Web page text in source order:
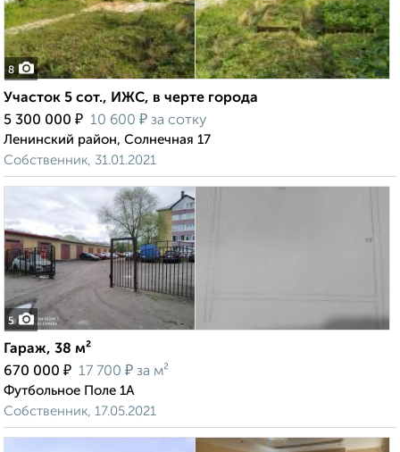
8
Участок 5 сот., ИЖС, в черте города
5 300 000 ₽ 10 600 ₽ за сотку
Ленинский район, Солнечная 17
Собственник, 31.01.2021
5
Гараж, 38 м²
670 000 ₽ 17 700 ₽ за м²
Футбольное Поле 1А
Собственник, 17.05.2021